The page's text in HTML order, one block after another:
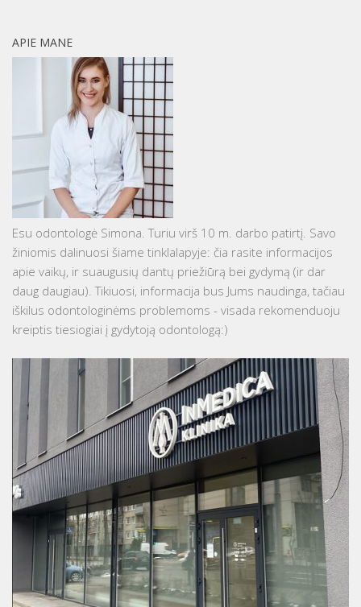
APIE MANE
Esu odontologė Simona. Turiu virš 10 m. darbo patirtį. Savo
žiniomis dalinuosi šiame tinklalapyje: čia rasite informacijos
apie vaikų, ir suaugusių dantų priežiūrą bei gydymą (ir dar
daug daugiau). Tikiuosi, informacija bus Jums naudinga, tačiau
iškilus odontologinėms problemoms - visada rekomenduoju
kreiptis tiesiogiai į gydytoją odontologą:)